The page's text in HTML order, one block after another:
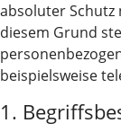
absoluter Schutz
diesem Grund
beispielsweise
1.